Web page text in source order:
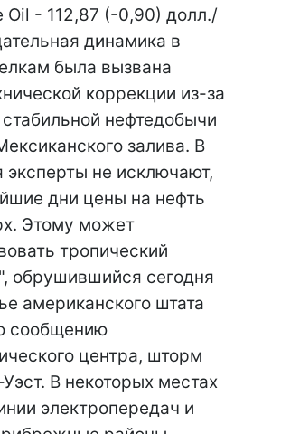
Oil - 112,87 (-0,90) долл./
динамика в
была вызвана
коррекции из-за
нефтедобычи
залива. В
не исключают,
дни цены на нефть
Этому может
тропический
обрушившийся сегодня
американского штата
сообщению
центра, шторм
В некоторых местах
электропередач и